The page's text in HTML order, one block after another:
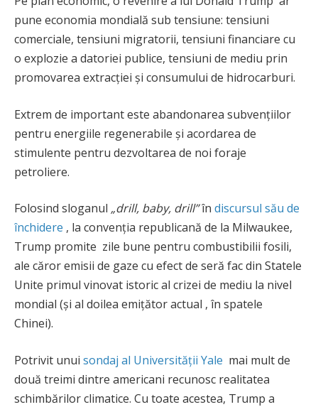
pune economia mondială sub tensiune: tensiuni
comerciale, tensiuni migratorii, tensiuni financiare cu
o explozie a datoriei publice, tensiuni de mediu prin
promovarea extracției și consumului de hidrocarburi.
Extrem de important este abandonarea subvențiilor
pentru energiile regenerabile și acordarea de
stimulente pentru dezvoltarea de noi foraje
petroliere.
Folosind sloganul „drill, baby, drill”în discursul său de
închidere , la convenția republicană de la Milwaukee,
Trump promite zile bune pentru combustibilii fosili,
ale căror emisii de gaze cu efect de seră fac din Statele
Unite primul vinovat istoric al crizei de mediu la nivel
mondial (și al doilea emițător actual , în spatele
Chinei).
Potrivit unui sondaj al Universității Yale mai mult de
două treimi dintre americani recunosc realitatea
schimbărilor climatice. Cu toate acestea, Trump a